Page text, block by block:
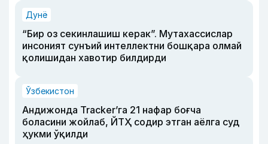
Дунё
“Бир оз секинлашиш керак”. Мутахассислар
инсоният сунъий интеллектни бошқара олмай
қолишидан хавотир билдирди
Ўзбекистон
Андижонда Tracker’га 21 нафар боғча
боласини жойлаб, ЙТҲ содир этган аёлга суд
ҳукми ўқилди